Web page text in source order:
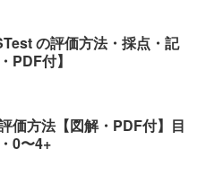
の評価方法・採点・記
PDF付】
価方法【図解・PDF付】目
0〜4+